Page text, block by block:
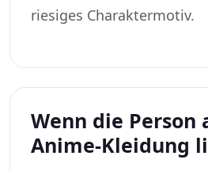
riesiges Charaktermotiv.
Wenn die Person
Anime-Kleidung